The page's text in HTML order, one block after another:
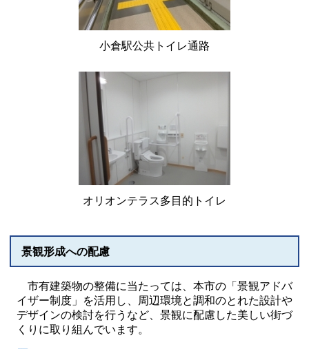
小倉駅公共トイレ通路
オリオンテラス多目的トイレ
景観形成への配慮
市有建築物の整備に当たっては、本市の「景観アドバ
イザー制度」を活用し、周辺環境と調和のとれた設計や
デザインの検討を行うなど、景観に配慮した美しい街づ
くりに取り組んでいます。